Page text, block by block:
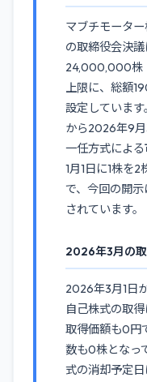
マブチモータ
の取締役会決
24,000,000株
上限に、総額
設定していま
から2026年9
一任方式によ
1月1日に1株を
で、今回の開
されています。
2026年3月の
2026年3月1日
自己株式の取
取得価額も0円
数も0株となっ
式の消却予定